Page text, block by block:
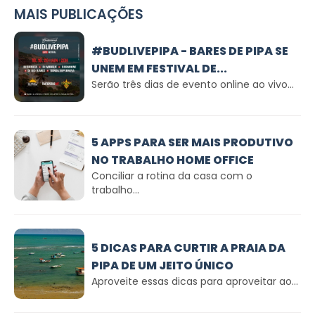
MAIS PUBLICAÇÕES
#BUDLIVEPIPA - BARES DE PIPA SE
UNEM EM FESTIVAL DE...
Serão três dias de evento online ao vivo...
5 APPS PARA SER MAIS PRODUTIVO
NO TRABALHO HOME OFFICE
Conciliar a rotina da casa com o
trabalho...
5 DICAS PARA CURTIR A PRAIA DA
PIPA DE UM JEITO ÚNICO
Aproveite essas dicas para aproveitar ao...